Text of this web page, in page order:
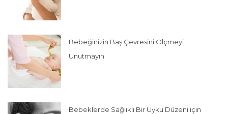
Bebeğinizin Baş Çevresini Ölçmeyi
Unutmayın
Bebeklerde Sağlıklı Bir Uyku Düzeni için